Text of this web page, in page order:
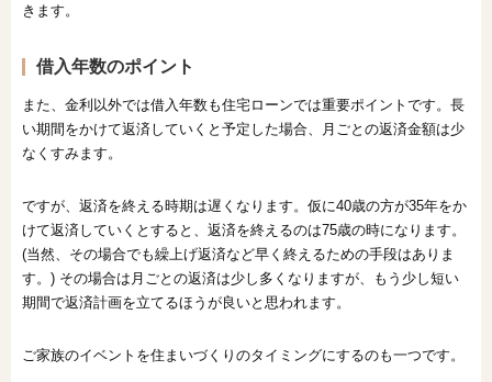
きます。
借入年数のポイント
また、金利以外では借入年数も住宅ローンでは重要ポイントです。長
い期間をかけて返済していくと予定した場合、月ごとの返済金額は少
なくすみます。
ですが、返済を終える時期は遅くなります。仮に40歳の方が35年をか
けて返済していくとすると、返済を終えるのは75歳の時になります。
(当然、その場合でも繰上げ返済など早く終えるための手段はありま
す。) その場合は月ごとの返済は少し多くなりますが、もう少し短い
期間で返済計画を立てるほうが良いと思われます。
ご家族のイベントを住まいづくりのタイミングにするのも一つです。